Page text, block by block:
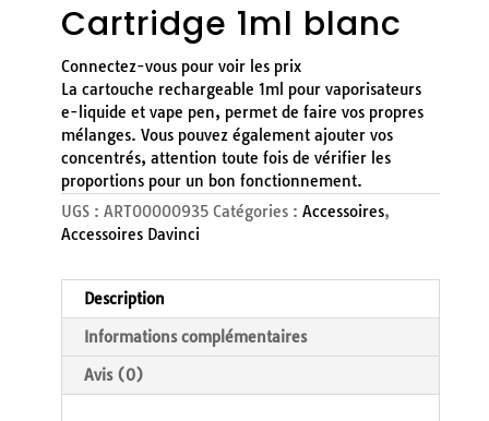
Cartridge 1ml blanc
Connectez-vous pour voir les prix
La cartouche rechargeable 1ml pour vaporisateurs
e-liquide et vape pen, permet de faire vos propres
mélanges. Vous pouvez également ajouter vos
concentrés, attention toute fois de vérifier les
proportions pour un bon fonctionnement.
UGS : ART00000935 Catégories : Accessoires,
Accessoires Davinci
Description
Informations complémentaires
Avis (0)